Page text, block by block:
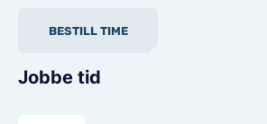
KONTAKTER
BESTILL TIME
Jobbe tid